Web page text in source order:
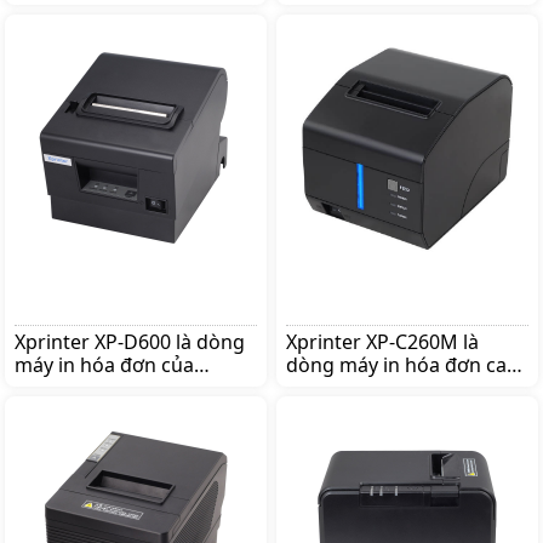
tạp hóa, thiết kế tiện lợi,
nhỏ gọn, Giá:605.000 đ
nhiều để in tem tại các
cửa hàng trà sữa, cửa
hàng thời trang, siêu thị,
Giá:1.590.000 đ
Xprinter XP-D600 là dòng
máy in hóa đơn của
Xprinter XP-D600 lên ngay
shoppos.vn để nhận ưu
Xprinter XP-C260M là
dòng máy in hóa đơn cao
ngay shoppos.vn để nhận
ưu đãi.